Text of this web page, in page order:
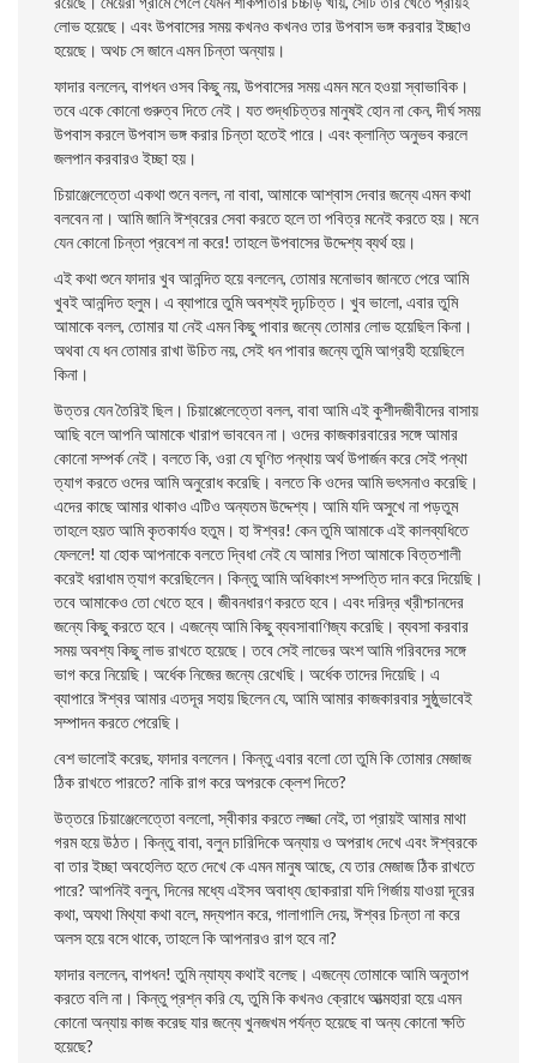
লোভ হয়েছে। এবং উপবাসের সময় কখনও কখনও তার উপবাস ভঙ্গ করবার ইচ্ছাও
হয়েছে। অথচ সে জানে এমন চিন্তা অন্যায়।
ফাদার বললেন, বাপধন ওসব কিছু নয়, উপবাসের সময় এমন মনে হওয়া স্বাভাবিক।
তবে একে কোনাে গুরুত্ব দিতে নেই। যত শুদ্ধচিত্তর মানুষই হােন না কেন, দীর্ঘ সময়
উপবাস করলে উপবাস ভঙ্গ করার চিন্তা হতেই পারে। এবং ক্লান্তি অনুভব করলে
জলপান করবারও ইচ্ছা হয়।
চিয়াঞ্জেলেত্তো একথা শুনে বলল, না বাবা, আমাকে আশ্বাস দেবার জন্যে এমন কথা
বলবেন না। আমি জানি ঈশ্বরের সেবা করতে হলে তা পবিত্র মনেই করতে হয়। মনে
যেন কোনাে চিন্তা প্রবেশ না করে! তাহলে উপবাসের উদ্দেশ্য ব্যর্থ হয়।
এই কথা শুনে ফাদার খুব আনন্দিত হয়ে বললেন, তােমার মনােভাব জানতে পেরে আমি
খুবই আনন্দিত হলুম। এ ব্যাপারে তুমি অবশ্যই দৃঢ়চিত্ত। খুব ভালাে, এবার তুমি
আমাকে বলল, তােমার যা নেই এমন কিছু পাবার জন্যে তােমার লােভ হয়েছিল কিনা।
অথবা যে ধন তােমার রাখা উচিত নয়, সেই ধন পাবার জন্যে তুমি আগ্রহী হয়েছিলে
কিনা।
উত্তর যেন তৈরিই ছিল। চিয়াপ্পেলেত্তো বলল, বাবা আমি এই কুশীদজীবীদের বাসায়
আছি বলে আপনি আমাকে খারাপ ভাববেন না। ওদের কাজকারবারের সঙ্গে আমার
কোনাে সম্পর্ক নেই। বলতে কি, ওরা যে ঘৃণিত পন্থায় অর্থ উপার্জন করে সেই পন্থা
ত্যাগ করতে ওদের আমি অনুরােধ করেছি। বলতে কি ওদের আমি ভৎসনাও করেছি।
এদের কাছে আমার থাকাও এটিও অন্যতম উদ্দেশ্য। আমি যদি অসুখে না পড়তুম
তাহলে হয়ত আমি কৃতকার্যও হতুম। হা ঈশ্বর! কেন তুমি আমাকে এই কালব্যধিতে
ফেললে! যা হােক আপনাকে বলতে দ্বিধা নেই যে আমার পিতা আমাকে বিত্তশালী
করেই ধরাধাম ত্যাগ করেছিলেন। কিন্তু আমি অধিকাংশ সম্পত্তি দান করে দিয়েছি।
তবে আমাকেও তাে খেতে হবে। জীবনধারণ করতে হবে। এবং দরিদ্র খ্রীশ্চানদের
জন্যে কিছু করতে হবে। এজন্যে আমি কিছু ব্যবসাবাণিজ্য করেছি। ব্যবসা করবার
সময় অবশ্য কিছু লাভ রাখতে হয়েছে। তবে সেই লাভের অংশ আমি গরিবদের সঙ্গে
ভাগ করে নিয়েছি। অর্ধেক নিজের জন্যে রেখেছি। অর্ধেক তাদের দিয়েছি। এ
ব্যাপারে ঈশ্বর আমার এতদূর সহায় ছিলেন যে, আমি আমার কাজকারবার সুষ্ঠুভাবেই
সম্পাদন করতে পেরেছি।
বেশ ভালােই করেছ, ফাদার বললেন। কিন্তু এবার বলাে তাে তুমি কি তােমার মেজাজ
ঠিক রাখতে পারতে? নাকি রাগ করে অপরকে ক্লেশ দিতে?
উত্তরে চিয়াঞ্জেলেত্তো বললাে, স্বীকার করতে লজ্জা নেই, তা প্রায়ই আমার মাথা
গরম হয়ে উঠত। কিন্তু বাবা, বলুন চারিদিকে অন্যায় ও অপরাধ দেখে এবং ঈশ্বরকে
বা তার ইচ্ছা অবহেলিত হতে দেখে কে এমন মানুষ আছে, যে তার মেজাজ ঠিক রাখতে
পারে? আপনিই বলুন, দিনের মধ্যে এইসব অবাধ্য ছােকরারা যদি গির্জায় যাওয়া দূরের
কথা, অযথা মিথ্যা কথা বলে, মদ্যপান করে, গালাগালি দেয়, ঈশ্বর চিন্তা না করে
অলস হয়ে বসে থাকে, তাহলে কি আপনারও রাগ হবে না?
ফাদার বললেন, বাপধন! তুমি ন্যায্য কথাই বলেছ। এজন্যে তােমাকে আমি অনুতাপ
করতেবলি না। কিন্তু প্রশ্ন করি যে, তুমি কি কখনও ক্রোধে আত্মহারা হয়ে এমন
কোনাে অন্যায় কাজ করেছ যার জন্যে খুনজখম পর্যন্ত হয়েছে বা অন্য কোনাে ক্ষতি
হয়েছে?